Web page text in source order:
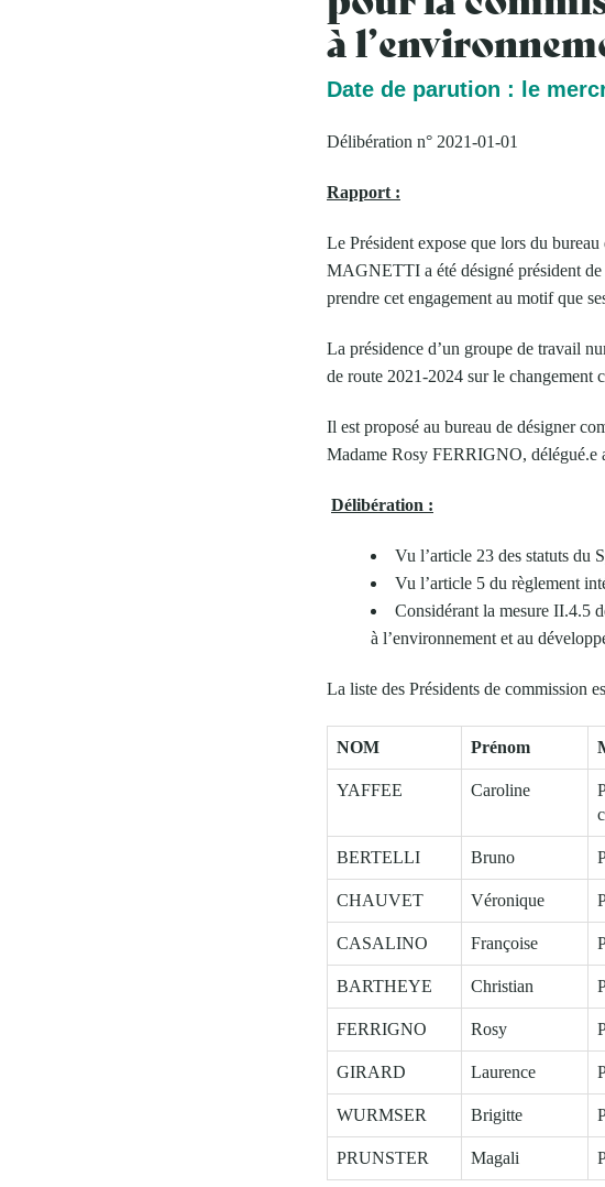
à
Date de parution : le
Délibération n° 2021-01-01
Rapport :
Le Président expose que lors du
MAGNETTI a été désigné président de
prendre cet engagement au motif que
La présidence d’un groupe de travail
de route 2021-2024 sur le changement
Il est proposé au bureau de désigner
Madame Rosy FERRIGNO, délégué.e
Délibération :
Vu l’article 23 des statuts du
Vu l’article 5 du règlement
Considérant la mesure II.4.5
à l’environnement et au
La liste des Présidents de commission
NOM Prénom
YAFFEE Caroline
BERTELLI Bruno
CHAUVET Véronique
CASALINO Françoise
BARTHEYE Christian
FERRIGNO Rosy
GIRARD Laurence
WURMSER Brigitte
PRUNSTER Magali